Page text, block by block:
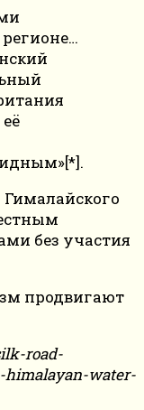
без участия
продвигают
road-
water-